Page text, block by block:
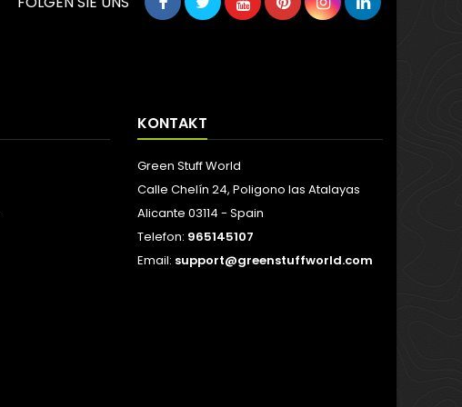
KONTAKT
Green Stuff World
Calle Chelín 24, Poligono las Atalayas
Alicante 03114 - Spain
Telefon: 965145107
Email: support@greenstuffworld.com